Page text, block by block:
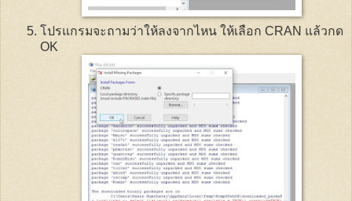
โปรแกรมจะถามว่าให้ลงจากไหน ให้เลือก CRAN แล้วกด
OK